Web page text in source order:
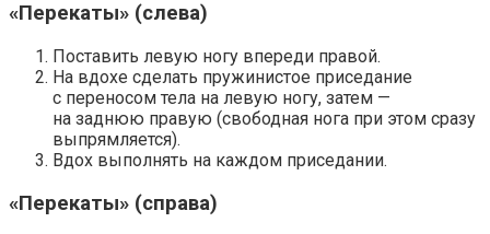
«Перекаты» (слева)
Поставить левую ногу впереди правой.
На вдохе сделать пружинистое приседание
с переносом тела на левую ногу, затем —
на заднюю правую (свободная нога при этом сразу
выпрямляется).
Вдох выполнять на каждом приседании.
«Перекаты» (справа)